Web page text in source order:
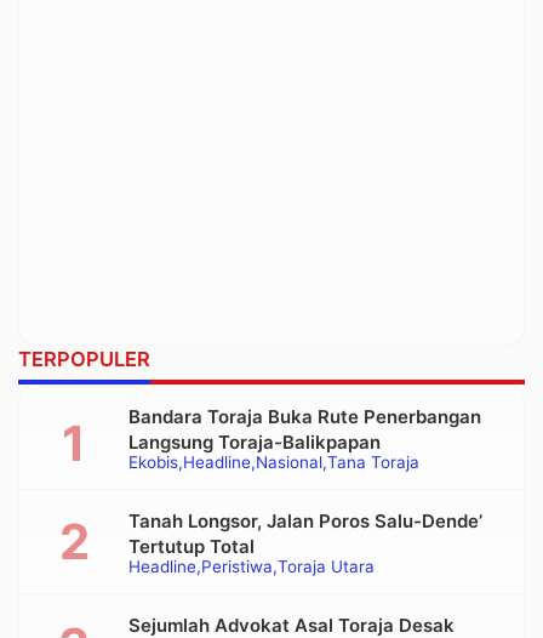
TERPOPULER
Ekobis Headline Nasional Tana Toraja
Bandara Toraja Buka Rute Penerbangan
Langsung Toraja-Balikpapan
Headline Peristiwa Toraja Utara
Tanah Longsor, Jalan Poros Salu-Dende’
Tertutup Total
Sejumlah Advokat Asal Toraja Desak